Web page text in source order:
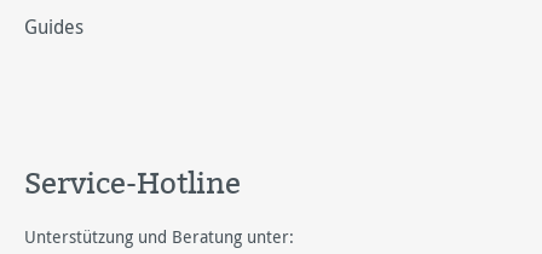
Guides
Service-Hotline
Unterstützung und Beratung unter: